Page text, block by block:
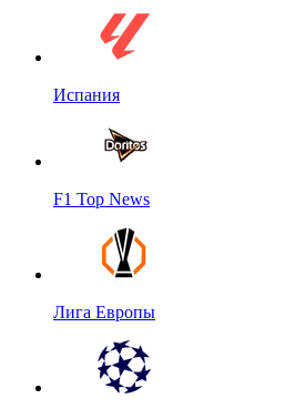
Испания
F1 Top News
Лига Европы